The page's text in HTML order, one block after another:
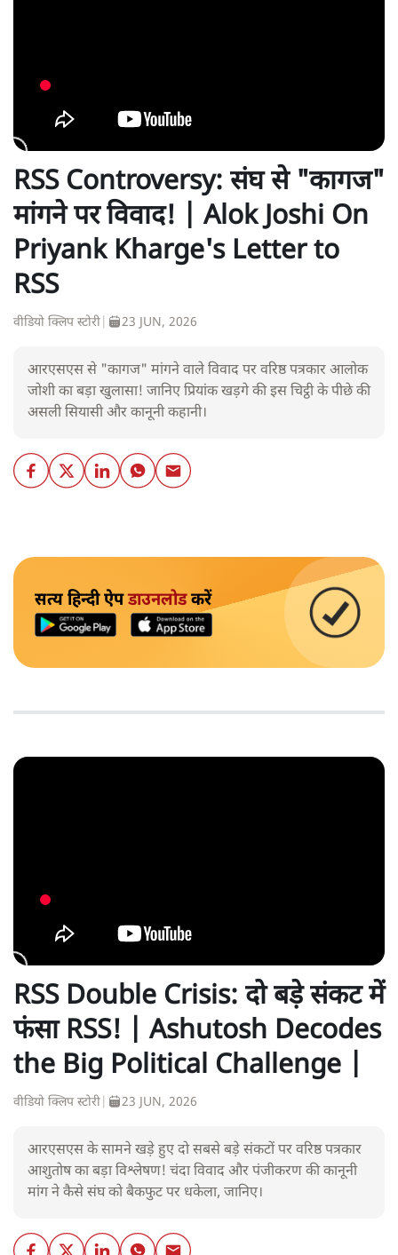
RSS Controversy: संघ से "कागज"
मांगने पर विवाद! | Alok Joshi On
Priyank Kharge's Letter to
RSS
वीडियो क्लिप स्टोरी 23 JUN, 2026
आरएसएस से "कागज" मांगने वाले विवाद पर वरिष्ठ पत्रकार आलोक
जोशी का बड़ा खुलासा! जानिए प्रियांक खड़गे की इस चिट्ठी के पीछे की
असली सियासी और कानूनी कहानी।
सत्य हिन्दी ऐपडाउनलोडकरें
RSS Double Crisis: दो बड़े संकट में
फंसा RSS! | Ashutosh Decodes
the Big Political Challenge |
वीडियो क्लिप स्टोरी 23 JUN, 2026
आरएसएस के सामने खड़े हुए दो सबसे बड़े संकटों पर वरिष्ठ पत्रकार
आशुतोष का बड़ा विश्लेषण! चंदा विवाद और पंजीकरण की कानूनी
मांग ने कैसे संघ को बैकफुट पर धकेला, जानिए।